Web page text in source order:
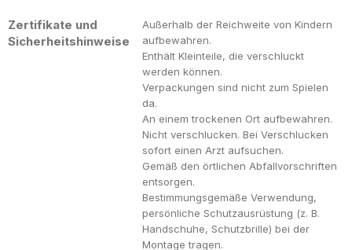
Zertifikate und
Sicherheitshinweise
Außerhalb der Reichweite von Kindern
aufbewahren.
Enthält Kleinteile, die verschluckt
werden können.
Verpackungen sind nicht zum Spielen
da.
An einem trockenen Ort aufbewahren.
Nicht verschlucken. Bei Verschlucken
sofort einen Arzt aufsuchen.
Gemäß den örtlichen Abfallvorschriften
entsorgen.
Bestimmungsgemäße Verwendung,
persönliche Schutzausrüstung (z. B.
Handschuhe, Schutzbrille) bei der
Montage tragen.